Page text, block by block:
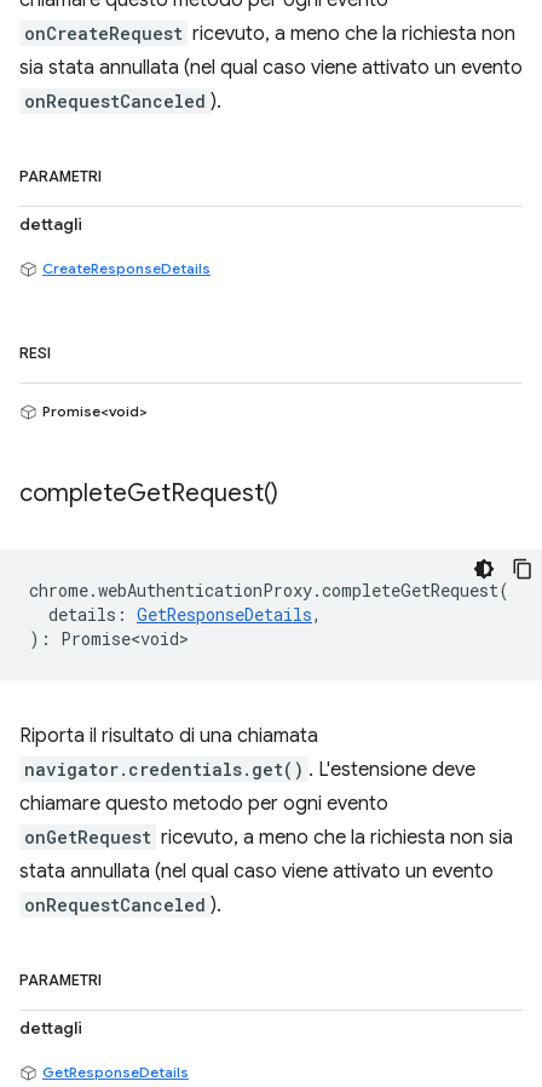
onCreateRequest ricevuto, a meno che la richiesta non
sia stata annullata (nel qual caso viene attivato un evento
onRequestCanceled ).
PARAMETRI
dettagli
CreateResponseDetails
RESI
Promise<void>
completeGetRequest()
chrome.webAuthenticationProxy.completeGetRequest(
details : GetResponseDetails,
) : Promise<void>
Riporta il risultato di una chiamata
navigator.credentials.get() . L'estensione deve
chiamare questo metodo per ogni evento
onGetRequest ricevuto, a meno che la richiesta non sia
stata annullata (nel qual caso viene attivato un evento
onRequestCanceled ).
PARAMETRI
dettagli
GetResponseDetails